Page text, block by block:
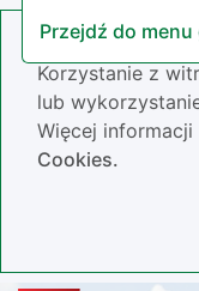
Przejdź do menu
Nasza strona
Korzystanie z
lub
Więcej
Cookies.